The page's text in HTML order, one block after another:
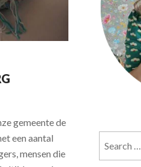
gemeente de
een aantal
mensen die